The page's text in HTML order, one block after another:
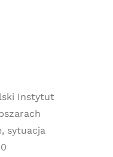
Instytut
sytuacja